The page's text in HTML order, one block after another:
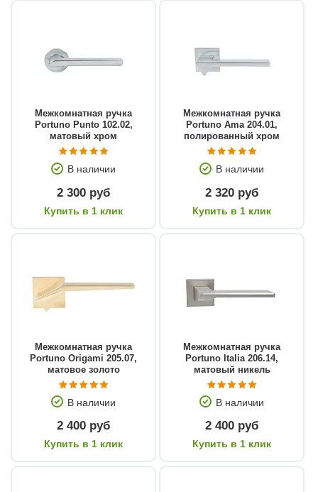
Межкомнатная ручка
Portuno Punto 102.02,
матовый хром
В наличии
2 300 руб
Купить в 1 клик
Межкомнатная ручка
Portuno Ama 204.01,
полированный хром
В наличии
2 320 руб
Купить в 1 клик
Межкомнатная ручка
Portuno Origami 205.07,
матовое золото
В наличии
2 400 руб
Купить в 1 клик
Межкомнатная ручка
Portuno Italia 206.14,
матовый никель
В наличии
2 400 руб
Купить в 1 клик